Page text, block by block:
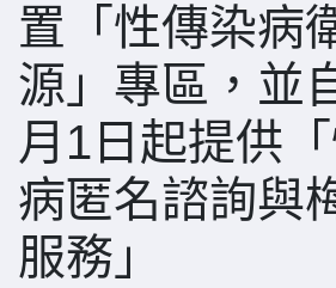
置「性傳染病
源」專區，並
月1日起提供
病匿名諮詢與
服務」